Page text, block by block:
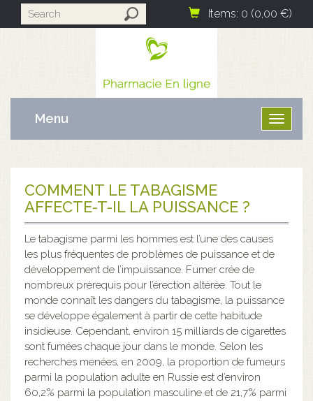
Items: 0 (0,00 €)
Ouvrir
Menu
COMMENT LE TABAGISME
AFFECTE-T-IL LA PUISSANCE ?
Le tabagisme parmi les hommes est l’une des causes
les plus fréquentes de problèmes de puissance et de
développement de l’impuissance. Fumer crée de
nombreux prérequis pour l’érection altérée. Tout le
monde connaît les dangers du tabagisme, la puissance
se développe également à partir de cette habitude
insidieuse. Cependant, environ 15 milliards de cigarettes
sont fumées chaque jour dans le monde. Selon les
recherches menées, en 2009, la proportion de fumeurs
parmi la population adulte en Russie est d’environ
60,2% parmi la population masculine et de 21,7% parmi